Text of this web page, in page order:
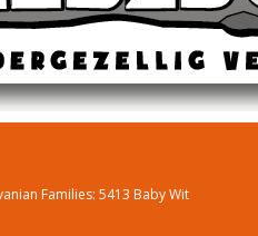
Families: 5413 Baby Wit